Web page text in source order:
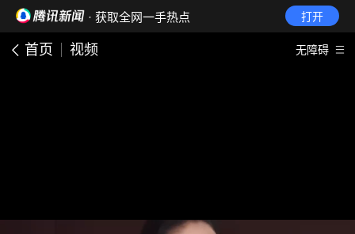
· 获取全网一手热点 打开
首页 视频 无障碍